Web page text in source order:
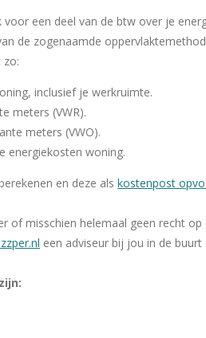
een deel van de btw over je
de zogenaamde
zo:
inclusief je werkruimte.
meters (VWR).
meters (VWO).
energiekosten woning.
en deze als kostenpost
of misschien helemaal geen recht
een adviseur bij jou in de